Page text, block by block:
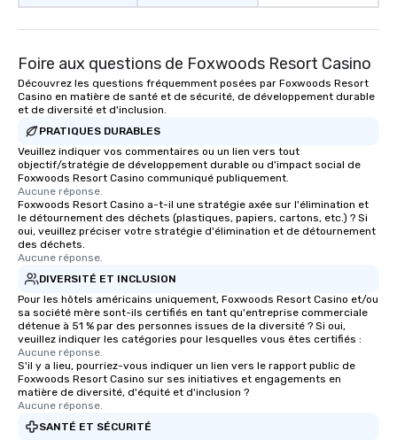
Foire aux questions de Foxwoods Resort Casino
Découvrez les questions fréquemment posées par Foxwoods Resort
Casino en matière de santé et de sécurité, de développement durable
et de diversité et d'inclusion.
PRATIQUES DURABLES
Veuillez indiquer vos commentaires ou un lien vers tout
objectif/stratégie de développement durable ou d'impact social de
Foxwoods Resort Casino communiqué publiquement.
Aucune réponse.
Foxwoods Resort Casino a-t-il une stratégie axée sur l'élimination et
le détournement des déchets (plastiques, papiers, cartons, etc.) ? Si
oui, veuillez préciser votre stratégie d'élimination et de détournement
des déchets.
Aucune réponse.
DIVERSITÉ ET INCLUSION
Pour les hôtels américains uniquement, Foxwoods Resort Casino et/ou
sa société mère sont-ils certifiés en tant qu'entreprise commerciale
détenue à 51 % par des personnes issues de la diversité ? Si oui,
veuillez indiquer les catégories pour lesquelles vous êtes certifiés :
Aucune réponse.
S'il y a lieu, pourriez-vous indiquer un lien vers le rapport public de
Foxwoods Resort Casino sur ses initiatives et engagements en
matière de diversité, d'équité et d'inclusion ?
Aucune réponse.
SANTÉ ET SÉCURITÉ